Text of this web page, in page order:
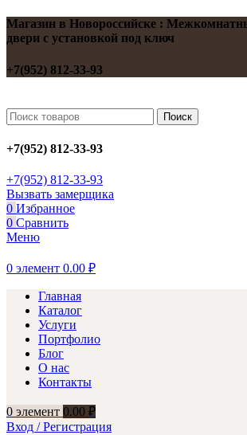
Магазин в Новороссийске :
двери с установкой под ключ
+7(952) 812-33-93
Поиск
+7(952) 812-33-93
+7(952) 812-33-93
Вызвать замерщика
0 Избранное
0 Сравнить
Меню
0 элемент 0.00 ₽
Главная
Каталог
Услуги
Портфолио
Блог
О нас
Контакты
0 элемент 0.00 ₽
Вход / Регистрация